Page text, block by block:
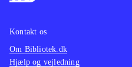
Kontakt os
Om Bibliotek.dk
Hjælp og vejledning